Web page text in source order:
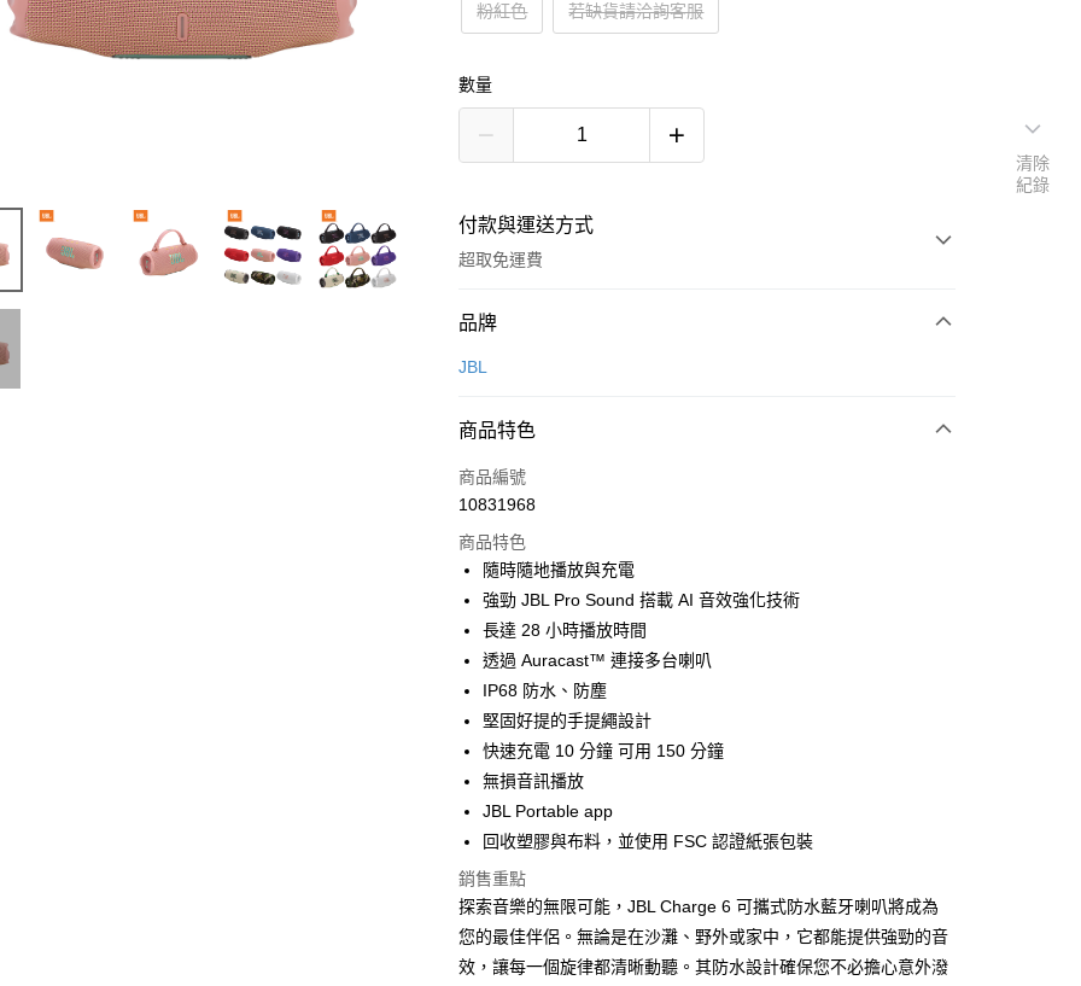
粉紅色 若缺貨請洽詢客服
數量
付款與運送方式
超取免運費
付款方式
信用卡一次付款
街口支付
悠遊付
ATM付款
運送方式
付款後全家取貨
免運費
付款後7-11取貨
免運費
宅配
每筆NT$130，滿NT$399(含以上)免運費
品牌
JBL
商品特色
商品編號
10831968
商品特色
隨時隨地播放與充電
強勁 JBL Pro Sound 搭載 AI 音效強化技術
長達 28 小時播放時間
透過 Auracast™ 連接多台喇叭
IP68 防水、防塵
堅固好提的手提繩設計
快速充電 10 分鐘 可用 150 分鐘
無損音訊播放
JBL Portable app
回收塑膠與布料，並使用 FSC 認證紙張包裝
銷售重點
探索音樂的無限可能，JBL Charge 6 可攜式防水藍牙喇叭將成為
您的最佳伴侶。無論是在沙灘、野外或家中，它都能提供強勁的音
效，讓每一個旋律都清晰動聽。其防水設計確保您不必擔心意外潑
清除
紀錄